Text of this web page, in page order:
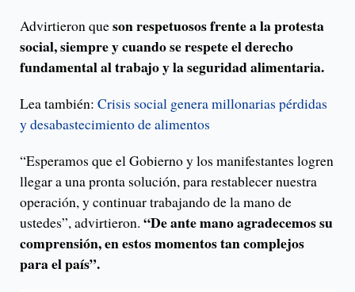
Advirtieron queson respetuosos frente a la protesta
social, siempre y cuando se respete el derecho
fundamental al trabajo y la seguridad alimentaria.
Lea también: Crisis social genera millonarias pérdidas
y desabastecimiento de alimentos
“Esperamos que el Gobierno y los manifestantes logren
llegar a una pronta solución, para restablecer nuestra
operación, y continuar trabajando de la mano de
ustedes”, advirtieron. “De ante mano agradecemos su
comprensión, en estos momentos tan complejos
para el país”.